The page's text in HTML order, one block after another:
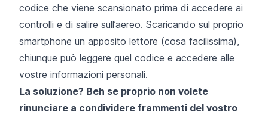
codice che viene scansionato prima di accedere ai
controlli e di salire sull’aereo. Scaricando sul proprio
smartphone un apposito lettore (cosa facilissima),
chiunque può leggere quel codice e accedere alle
vostre informazioni personali.
La soluzione? Beh se proprio non volete
rinunciare a condividere frammenti del vostro